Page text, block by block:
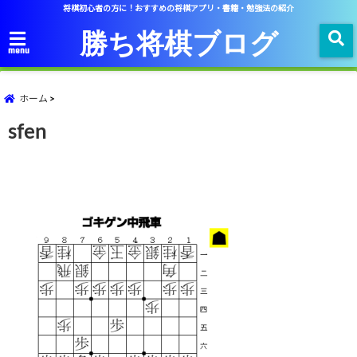
将棋初心者の方に！おすすめの将棋アプリ・書籍・勉強法の紹介
menu 勝ち将棋ブログ
ホーム
sfen